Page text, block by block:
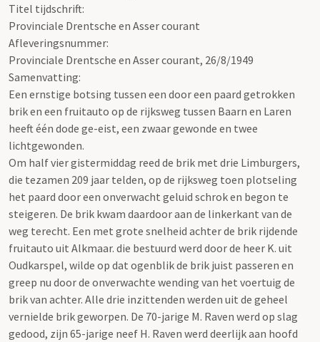
Titel tijdschrift:
Provinciale Drentsche en Asser courant
Afleveringsnummer:
Provinciale Drentsche en Asser courant, 26/8/1949
Samenvatting:
Een ernstige botsing tussen een door een paard getrokken
brik en een fruitauto op de rijksweg tussen Baarn en Laren
heeft één dode ge-eist, een zwaar gewonde en twee
lichtgewonden.
Om half vier gistermiddag reed de brik met drie Limburgers,
die tezamen 209 jaar telden, op de rijksweg toen plotseling
het paard door een onverwacht geluid schrok en begon te
steigeren. De brik kwam daardoor aan de linkerkant van de
weg terecht. Een met grote snelheid achter de brik rijdende
fruitauto uit Alkmaar. die bestuurd werd door de heer K. uit
Oudkarspel, wilde op dat ogenblik de brik juist passeren en
greep nu door de onverwachte wending van het voertuig de
brik van achter. Alle drie inzittenden werden uit de geheel
vernielde brik geworpen. De 70-jarige M. Raven werd op slag
gedood, zijn 65-jarige neef H. Raven werd deerlijk aan hoofd